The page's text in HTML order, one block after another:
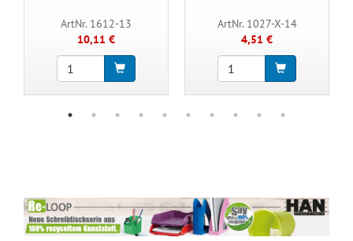
ArtNr. 1612-13
10,11 €
ArtNr. 1027-X-14
4,51 €